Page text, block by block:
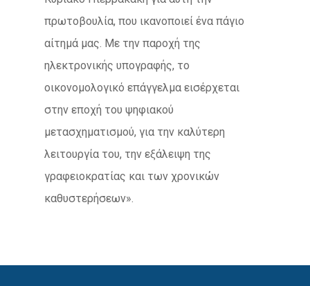
πρωτοβουλία, που ικανοποιεί ένα πάγιο
αίτημά μας. Με την παροχή της
ηλεκτρονικής υπογραφής, το
οικονομολογικό επάγγελμα εισέρχεται
στην εποχή του ψηφιακού
μετασχηματισμού, για την καλύτερη
λειτουργία του, την εξάλειψη της
γραφειοκρατίας και των χρονικών
καθυστερήσεων».